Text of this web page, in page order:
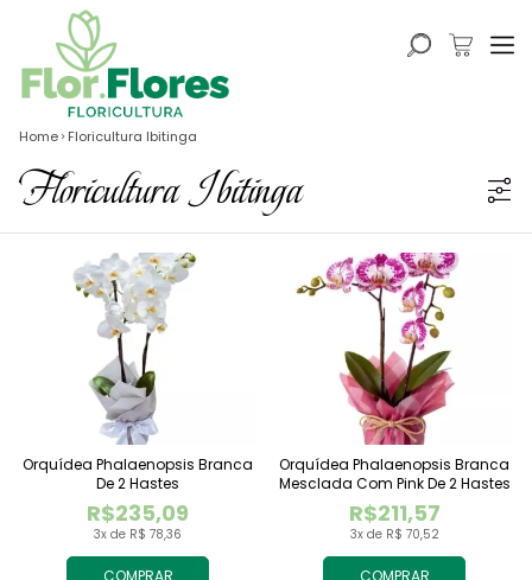
Home Floricultura Ibitinga
Floricultura Ibitinga
COMPRAR
3x de R$ 78,36
R$235,09
Orquídea Phalaenopsis Branca
De 2 Hastes
COMPRAR
3x de R$ 70,52
R$211,57
Orquídea Phalaenopsis Branca
Mesclada Com Pink De 2 Hastes